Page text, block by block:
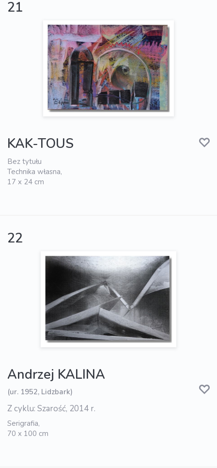
21
KAK-TOUS
Bez tytułu
Technika własna,
17 x 24 cm
22
Andrzej KALINA
(ur. 1952, Lidzbark)
Z cyklu: Szarość, 2014 r.
Serigrafia,
70 x 100 cm